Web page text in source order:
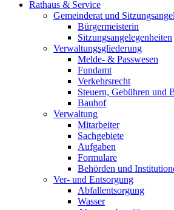
Rathaus & Service
Gemeinderat und
Bürgermeisterin
Sitzungsangelegenheiten
Verwaltungsgliederung
Melde- & Passwesen
Fundamt
Verkehrsrecht
Steuern, Gebühren und
Bauhof
Verwaltung
Mitarbeiter
Sachgebiete
Aufgaben
Formulare
Behörden und
Ver- und Entsorgung
Abfallentsorgung
Wasser